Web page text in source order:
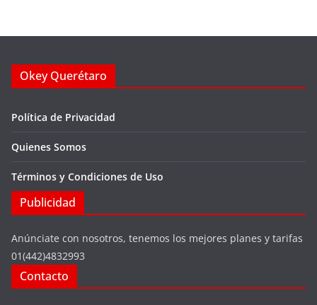
Okey Querétaro
Política de Privacidad
Quienes Somos
Términos y Condiciones de Uso
Publicidad
Anúnciate con nosotros, tenemos los mejores planes y tarifas
01(442)4832993
Contacto